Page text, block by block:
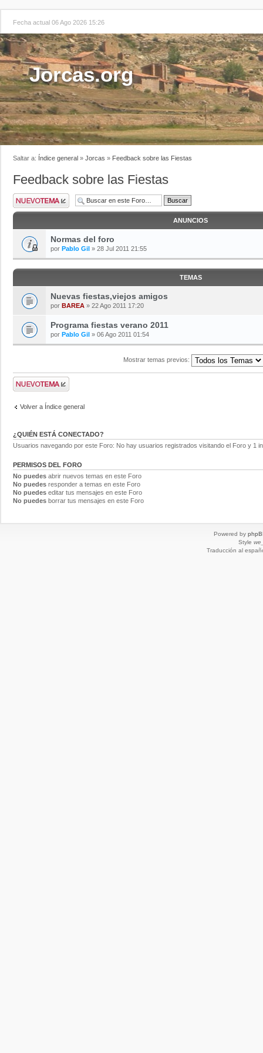
Fecha actual 06 Ago 2026 15:26
Jorcas.org
Saltar a: Índice general » Jorcas » Feedback sobre las Fiestas
Feedback sobre las Fiestas
ANUNCIOS
Normas del foro
por Pablo Gil » 28 Jul 2011 21:55
TEMAS
Nuevas fiestas,viejos amigos
por BAREA » 22 Ago 2011 17:20
Programa fiestas verano 2011
por Pablo Gil » 06 Ago 2011 01:54
Mostrar temas previos:
Volver a Índice general
¿QUIÉN ESTÁ CONECTADO?
Usuarios navegando por este Foro: No hay usuarios registrados visitando el Foro y 1
PERMISOS DEL FORO
No puedes abrir nuevos temas en este Foro
No puedes responder a temas en este Foro
No puedes editar tus mensajes en este Foro
No puedes borrar tus mensajes en este Foro
Powered by
Style
Traducción al